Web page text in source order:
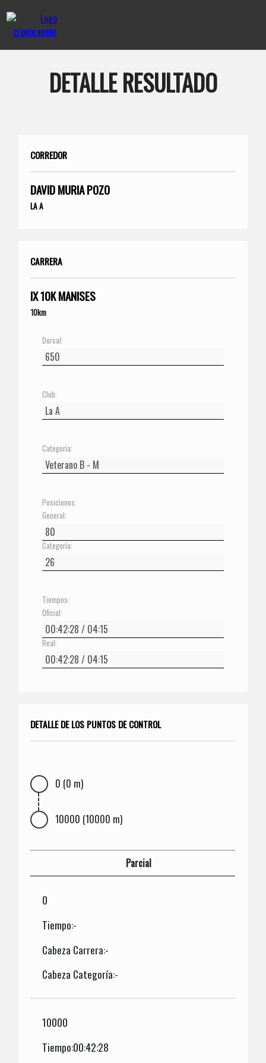
DETALLE RESULTADO
CORREDOR
DAVID MURIA POZO
LA A
CARRERA
IX 10K MANISES
10km
Dorsal:
Club:
Categoría:
Posiciones:
General:
Categoría:
Tiempos:
Oficial:
Real:
DETALLE DE LOS PUNTOS DE CONTROL
0 (0 m)
10000 (10000 m)
Parcial
0
Tiempo:-
Cabeza Carrera:-
Cabeza Categoría:-
10000
Tiempo:00:42:28